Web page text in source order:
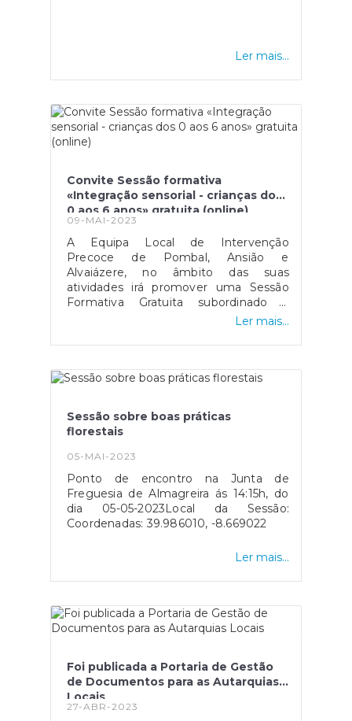
Ler mais...
Convite Sessão formativa
«Integração sensorial - crianças dos
0 aos 6 anos» gratuita (online)
09-MAI-2023
A Equipa Local de Intervenção
Precoce de Pombal, Ansião e
Alvaiázere, no âmbito das suas
atividades irá promover uma Sessão
Formativa Gratuita subordinado à
temática “Integração Sensorial -
dia 17 de maio de 2023, pelas 18h00,
evento têm que se inscrever no
formação na
plataforma.https://docs.google.com/forms/d/e/
icCg4roL_CH_0wMT2g-
vc=0&c=0&w=1&flr=0&fbclid=IwAR2IC8suAW_g-
Ler mais...
Sessão sobre boas práticas
florestais
05-MAI-2023
Ponto de encontro na Junta de
Freguesia de Almagreira ás 14:15h, do
dia 05-05-2023Local da Sessão:
Coordenadas: 39.986010, -8.669022
Ler mais...
Foi publicada a Portaria de Gestão
de Documentos para as Autarquias
Locais
27-ABR-2023